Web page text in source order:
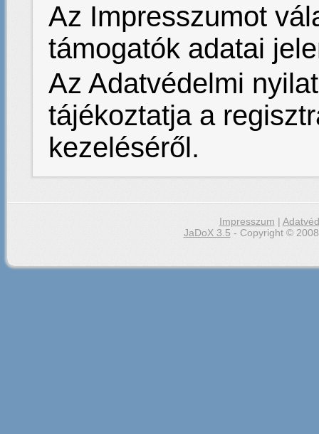
Az Impresszumot
támogatók adatai
Az Adatvédelmi
tájékoztatja a
kezeléséről.
Impresszum |
JaDoX 3.5 - Copyright ©